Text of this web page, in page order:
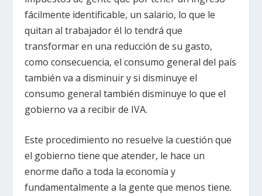
fácilmente identificable, un salario, lo que le
quitan al trabajador él lo tendrá que
transformar en una reducción de su gasto,
como consecuencia, el consumo general del país
también va a disminuir y si disminuye el
consumo general también disminuye lo que el
gobierno va a recibir de IVA.
Este procedimiento no resuelve la cuestión que
el gobierno tiene que atender, le hace un
enorme daño a toda la economía y
fundamentalmente a la gente que menos tiene.